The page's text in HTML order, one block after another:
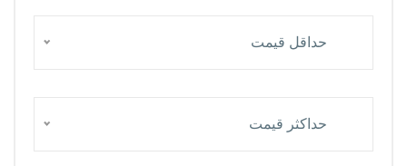
حداقل قيمت
حداكثر قيمت